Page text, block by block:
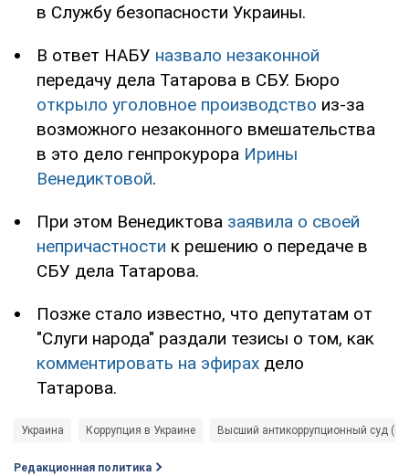
в Службу безопасности Украины.
В ответ НАБУ назвало незаконной
передачу дела Татарова в СБУ. Бюро
открыло уголовное производство из-за
возможного незаконного вмешательства
в это дело генпрокурора Ирины
Венедиктовой.
При этом Венедиктова заявила о своей
непричастности к решению о передаче в
СБУ дела Татарова.
Позже стало известно, что депутатам от
"Слуги народа" раздали тезисы о том, как
комментировать на эфирах дело
Татарова.
Украина Коррупция в Украине Высший антикоррупционный суд
Редакционная политика